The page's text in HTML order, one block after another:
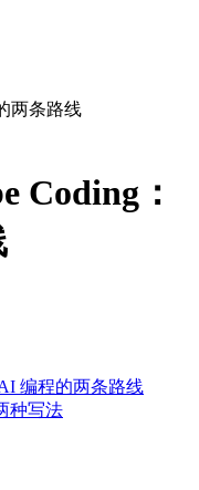
两条路线
Coding：
编程的两条路线
种写法